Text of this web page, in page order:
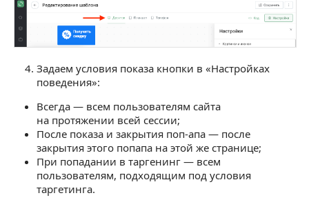
Задаем условия показа кнопки в «Настройках
поведения»:
Всегда — всем пользователям сайта
на протяжении всей сессии;
После показа и закрытия поп-апа — после
закрытия этого попапа на этой же странице;
При попадании в таргенинг — всем
пользователям, подходящим под условия
таргетинга.